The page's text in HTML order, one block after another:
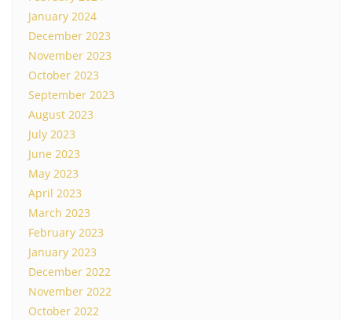
January 2024
December 2023
November 2023
October 2023
September 2023
August 2023
July 2023
June 2023
May 2023
April 2023
March 2023
February 2023
January 2023
December 2022
November 2022
October 2022